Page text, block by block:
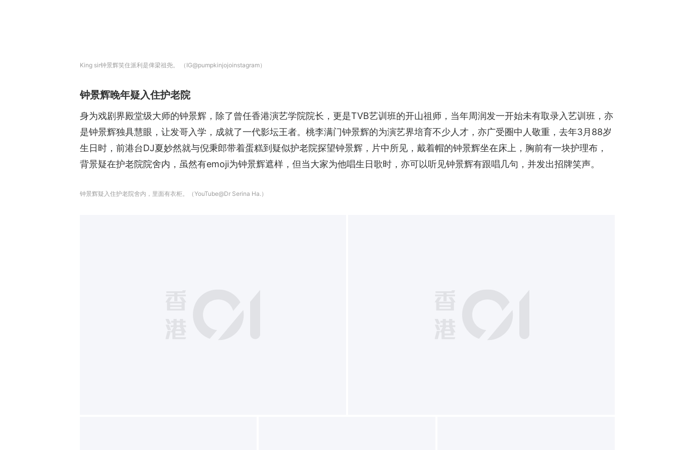
King sir钟景辉笑住派利是俾梁祖尧。 （IG@pumpkinjojoinstagram）
钟景辉晚年疑入住护老院
身为戏剧界殿堂级大师的钟景辉，除了曾任香港演艺学院院长，更是TVB艺训班的开山祖师，当年周润发一开始未有取录入艺训班，亦
是钟景辉独具慧眼，让发哥入学，成就了一代影坛王者。桃李满门钟景辉的为演艺界培育不少人才，亦广受圈中人敬重，去年3月88岁
生日时，前港台DJ夏妙然就与倪秉郎带着蛋糕到疑似护老院探望钟景辉，片中所见，戴着帽的钟景辉坐在床上，胸前有一块护理布，
背景疑在护老院院舍内，虽然有emoji为钟景辉遮样，但当大家为他唱生日歌时，亦可以听见钟景辉有跟唱几句，并发出招牌笑声。
钟景辉疑入住护老院舍内，里面有衣柜。（YouTube@Dr Serina Ha.）